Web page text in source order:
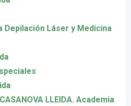
Depilación Láser y Medicina
LLEIDA. Academia